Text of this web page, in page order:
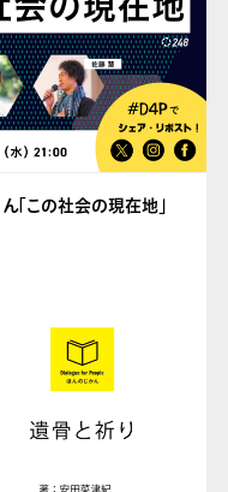
「この社会の現在地」